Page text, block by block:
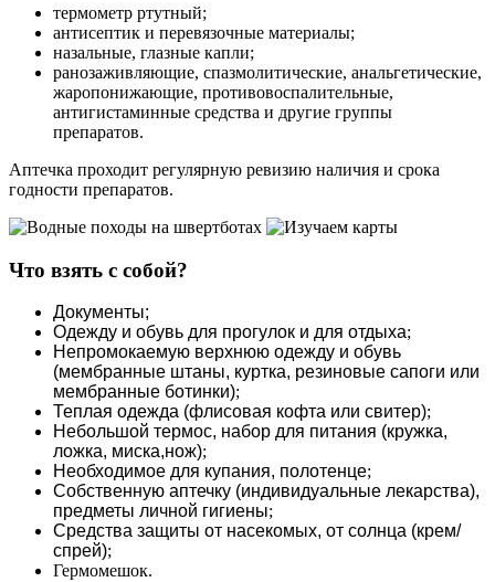
термометр ртутный;
антисептик и перевязочные материалы;
назальные, глазные капли;
ранозаживляющие, спазмолитические, анальгетические,
жаропонижающие, противовоспалительные,
антигистаминные средства и другие группы
препаратов.
Аптечка проходит регулярную ревизию наличия и срока
годности препаратов.
Что взять с собой?
Документы;
Одежду и обувь для прогулок и для отдыха;
Непромокаемую верхнюю одежду и обувь
(мембранные штаны, куртка, резиновые сапоги или
мембранные ботинки);
Теплая одежда (флисовая кофта или свитер);
Небольшой термос, набор для питания (кружка,
ложка, миска,нож);
Необходимое для купания, полотенце;
Собственную аптечку (индивидуальные лекарства),
предметы личной гигиены;
Средства защиты от насекомых, от солнца (крем/
спрей);
Гермомешок.